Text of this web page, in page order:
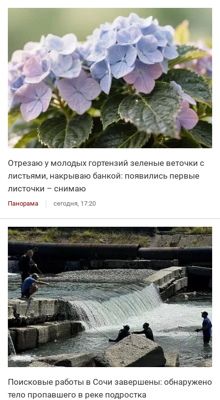
Отрезаю у молодых гортензий зеленые веточки с
листьями, накрываю банкой: появились первые
листочки – снимаю
Панорама сегодня, 17:20
Поисковые работы в Сочи завершены: обнаружено
тело пропавшего в реке подростка